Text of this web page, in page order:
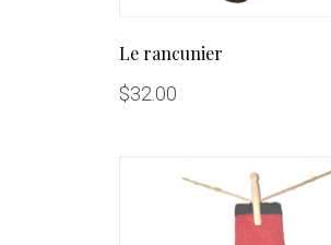
Le rancunier
$32.00